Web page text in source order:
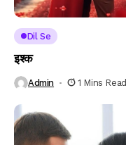
Dil Se
इश्क
Admin 1 Mins Read